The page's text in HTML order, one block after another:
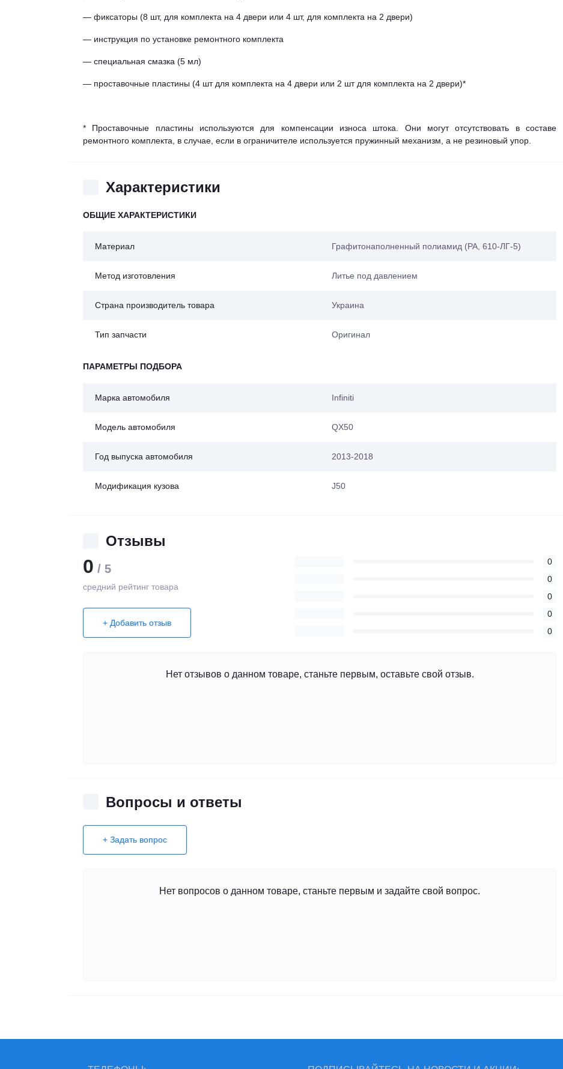
— фиксаторы (8 шт, для комплекта на 4 двери или 4 шт, для комплекта на 2 двери)
— инструкция по установке ремонтного комплекта
— специальная смазка (5 мл)
— проставочные пластины (4 шт для комплекта на 4 двери или 2 шт для комплекта на 2 двери)*
* Проставочные пластины используются для компенсации износа штока. Они могут отсутствовать в составе
ремонтного комплекта, в случае, если в ограничителе используется пружинный механизм, а не резиновый упор.
Характеристики
ОБЩИЕ ХАРАКТЕРИСТИКИ
Материал Графитонаполненный полиамид (PA, 610-ЛГ-5)
Метод изготовления Литье под давлением
Страна производитель товара Украина
Тип запчасти Оригинал
ПАРАМЕТРЫ ПОДБОРА
Марка автомобиля Infiniti
Модель автомобиля QX50
Год выпуска автомобиля 2013-2018
Модификация кузова J50
Отзывы
0 / 5
средний рейтинг товара
+ Добавить отзыв
0
0
0
0
0
Нет отзывов о данном товаре, станьте первым, оставьте свой отзыв.
Вопросы и ответы
+ Задать вопрос
Нет вопросов о данном товаре, станьте первым и задайте свой вопрос.